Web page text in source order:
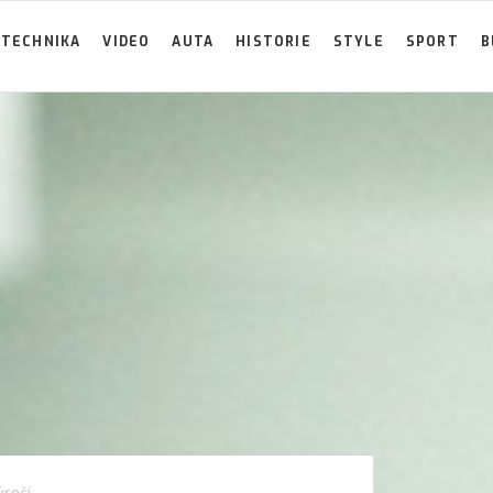
TECHNIKA VIDEO AUTA HISTORIE STYLE SPORT